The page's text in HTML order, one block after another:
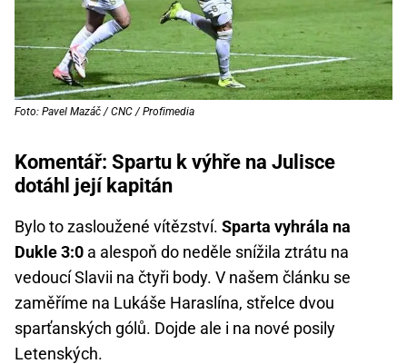
Foto: Pavel Mazáč / CNC / Profimedia
Komentář: Spartu k výhře na Julisce
dotáhl její kapitán
Bylo to zasloužené vítězství. Sparta vyhrála na
Dukle 3:0 a alespoň do neděle snížila ztrátu na
vedoucí Slavii na čtyři body. V našem článku se
zaměříme na Lukáše Haraslína, střelce dvou
sparťanských gólů. Dojde ale i na nové posily
Letenských.